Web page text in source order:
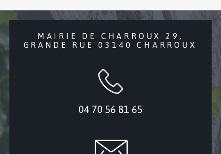
MAIRIE DE CHARROUX 29,
GRANDE RUE 03140 CHARROUX
04 70 56 81 65